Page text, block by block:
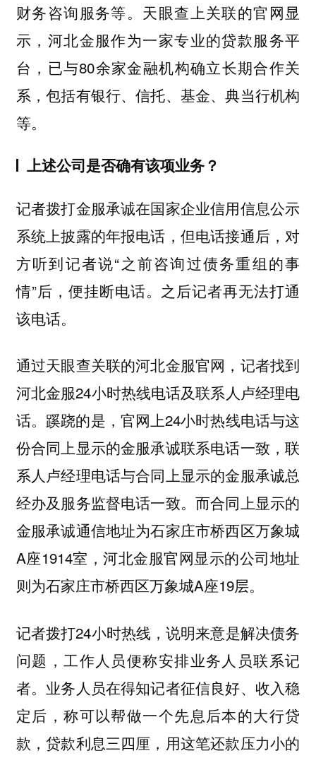
财务咨询服务等。天眼查上关联的官网显
示，河北金服作为一家专业的贷款服务平
台，已与80余家金融机构确立长期合作关
系，包括有银行、信托、基金、典当行机构
等。
上述公司是否确有该项业务？
记者拨打金服承诚在国家企业信用信息公示
系统上披露的年报电话，但电话接通后，对
方听到记者说“之前咨询过债务重组的事
情”后，便挂断电话。之后记者再无法打通
该电话。
通过天眼查关联的河北金服官网，记者找到
河北金服24小时热线电话及联系人卢经理电
话。蹊跷的是，官网上24小时热线电话与这
份合同上显示的金服承诚联系电话一致，联
系人卢经理电话与合同上显示的金服承诚总
经办及服务监督电话一致。而合同上显示的
金服承诚通信地址为石家庄市桥西区万象城
A座1914室，河北金服官网显示的公司地址
则为石家庄市桥西区万象城A座19层。
记者拨打24小时热线，说明来意是解决债务
问题，工作人员便称安排业务人员联系记
者。业务人员在得知记者征信良好、收入稳
定后，称可以帮做一个先息后本的大行贷
款，贷款利息三四厘，用这笔还款压力小的